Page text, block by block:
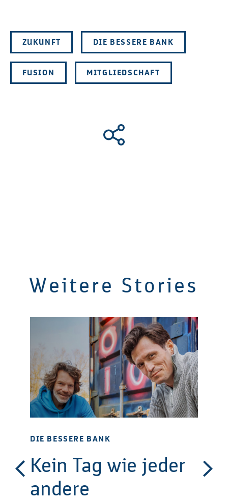
ZUKUNFT DIE BESSERE BANK
FUSION MITGLIEDSCHAFT
Weitere Stories
DIE BESSERE BANK
Kein Tag wie jeder
andere